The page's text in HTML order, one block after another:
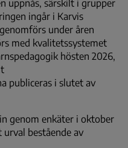
uppnås, särskilt i grupper
ingår i Karvis
under åren
med kvalitetssystemet
hösten 2026,
publiceras i slutet av
genom enkäter i oktober
urval bestående av